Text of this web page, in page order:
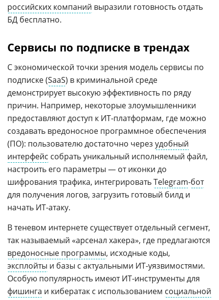
российских компаний выразили готовность отдать
БД бесплатно.
Сервисы по подписке в трендах
С экономической точки зрения модель сервисы по
подписке (SaaS) в криминальной среде
демонстрирует высокую эффективность по ряду
причин. Например, некоторые злоумышленники
предоставляют доступ к ИТ-платформам, где можно
создавать вредоносное программное обеспечения
(ПО): пользователю достаточно через удобный
интерфейс собрать уникальный исполняемый файл,
настроить его параметры — от иконки до
шифрования трафика, интегрироватьTelegram-бот
для получения логов, загрузить готовый билд и
начать ИТ-атаку.
В теневом интернете существует отдельный сегмент,
так называемый «арсенал хакера», где предлагаются
вредоносные программы, исходные коды,
эксплойты и базы с актуальными ИТ-уязвимостями.
Особую популярность имеют ИТ-инструменты для
фишинга и кибератак с использованием социальной